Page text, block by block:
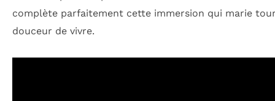
complète parfaitement cette immersion qui marie
douceur de vivre.